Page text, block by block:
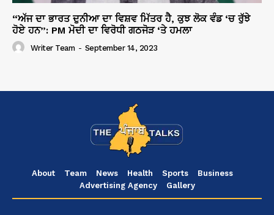
“ਅੱਜ ਦਾ ਭਾਰਤ ਦੁਨੀਆ ਦਾ ਵਿਸ਼ਵ ਮਿੱਤਰ ਹੈ, ਕੁਝ ਲੋਕ ਵੰਡ ‘ਚ ਰੁੱਝੇ
ਹੋਏ ਹਨ”: PM ਮੋਦੀ ਦਾ ਵਿਰੋਧੀ ਗਠਜੋੜ ‘ਤੇ ਹਮਲਾ
Writer Team - September 14, 2023
About Team News Health Sports
Business
Advertising Agency
Gallery